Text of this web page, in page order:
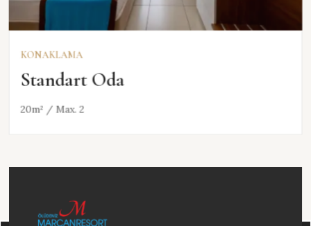
KONAKLAMA
Standart Oda
20m² / Max. 2
KEŞFET